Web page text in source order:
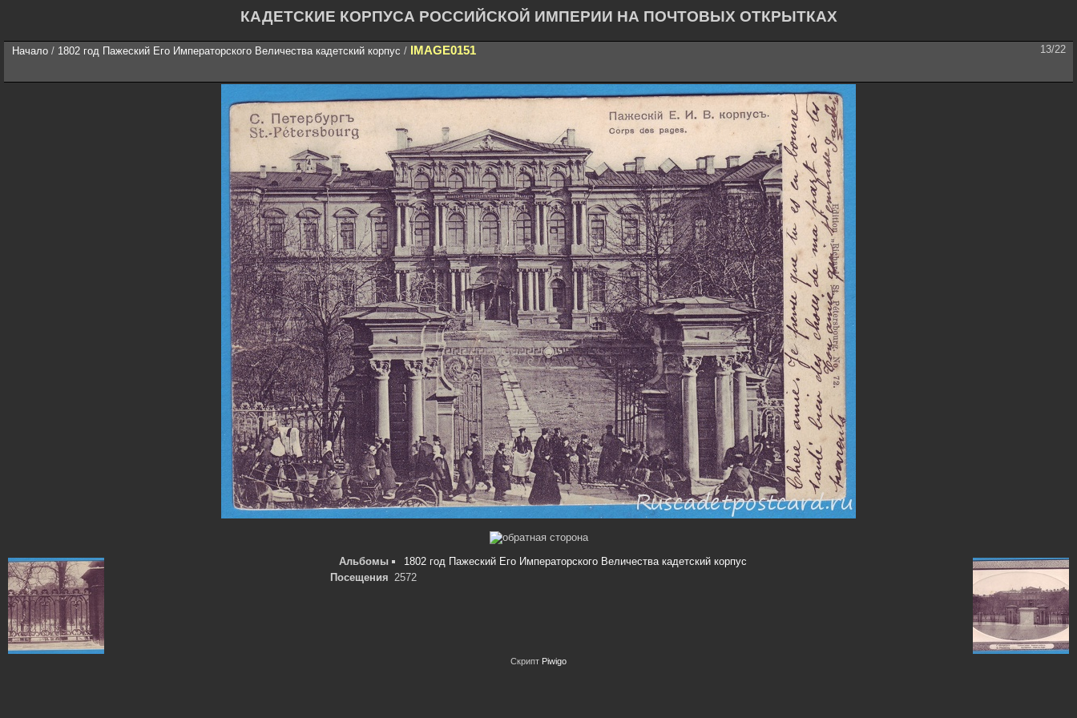
КАДЕТСКИЕ КОРПУСА РОССИЙСКОЙ ИМПЕРИИ НА ПОЧТОВЫХ ОТКРЫТКАХ
Начало / 1802 год Пажеский Его Императорского Величества кадетский корпус / IMAGE0151 13/22
Альбомы
1802 год Пажеский Его Императорского Величества кадетский корпус
Посещения 2572
Скрипт Piwigo